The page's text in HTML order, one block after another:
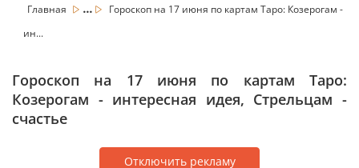
Главная ...
Гороскоп на 17 июня по картам Таро: Козерогам -
ин...
Гороскоп на 17 июня по картам Таро:
Козерогам - интересная идея, Стрельцам -
счастье
Отключить рекламу